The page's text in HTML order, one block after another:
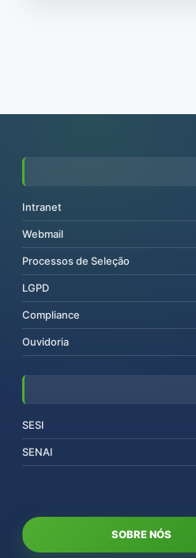
Intranet
Webmail
Processos de Seleção
LGPD
Compliance
Ouvidoria
SESI
SENAI
SOBRE NÓS